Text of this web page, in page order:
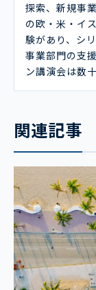
探索、新規事
の欧・米・イ
験があり、シ
事業部門の支
ン講演会は数
関連記事